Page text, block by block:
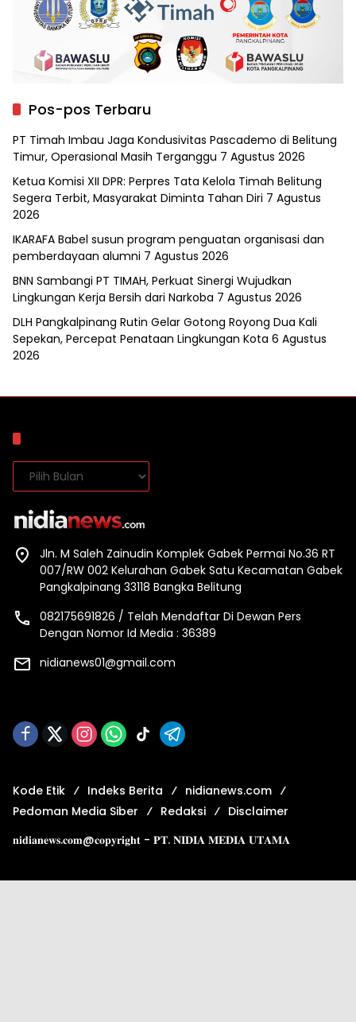
Pos-pos Terbaru
PT Timah Imbau Jaga Kondusivitas Pascademo di Belitung
Timur, Operasional Masih Terganggu 7 Agustus 2026
Ketua Komisi XII DPR: Perpres Tata Kelola Timah Belitung
Segera Terbit, Masyarakat Diminta Tahan Diri 7 Agustus
2026
IKARAFA Babel susun program penguatan organisasi dan
pemberdayaan alumni 7 Agustus 2026
BNN Sambangi PT TIMAH, Perkuat Sinergi Wujudkan
Lingkungan Kerja Bersih dari Narkoba 7 Agustus 2026
DLH Pangkalpinang Rutin Gelar Gotong Royong Dua Kali
Sepekan, Percepat Penataan Lingkungan Kota 6 Agustus
2026
Arsip
Jln. M Saleh Zainudin Komplek Gabek Permai No.36 RT
007/RW 002 Kelurahan Gabek Satu Kecamatan Gabek
Pangkalpinang 33118 Bangka Belitung
082175691826 / Telah Mendaftar Di Dewan Pers
Dengan Nomor Id Media : 36389
nidianews01@gmail.com
Kode Etik Indeks Berita
nidianews.com
Pedoman Media Siber
Redaksi
Disclaimer
𝐧𝐢𝐝𝐢𝐚𝐧𝐞𝐰𝐬.𝐜𝐨𝐦@𝐜𝐨𝐩𝐲𝐫𝐢𝐠𝐡𝐭 - 𝐏𝐓. 𝐍𝐈𝐃𝐈𝐀 𝐌𝐄𝐃𝐈𝐀 𝐔𝐓𝐀𝐌𝐀